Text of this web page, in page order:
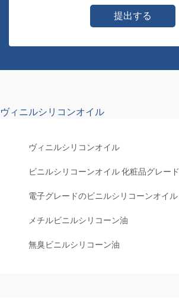
提出する
ヴィニルシリコンオイル
ヴィニルシリコンオイル
ビニルシリコーンオイル 化粧品グレード
電子グレードのビニルシリコーンオイル
メチルビニルシリコーン油
無臭ビニルシリコーン油